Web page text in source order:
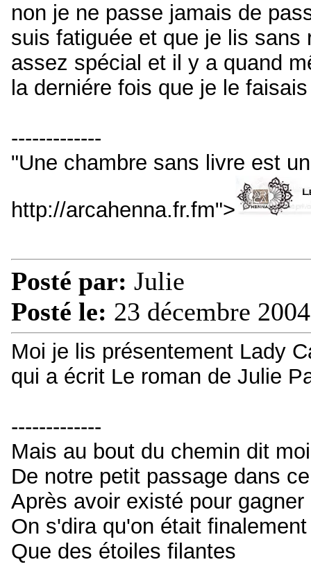
non je ne passe jamais de
suis fatiguée et que je lis sans
assez spécial et il y a quand
la derniére fois que je le
-------------
"Une chambre sans livre est
http://arcahenna.fr.fm">
Posté par: Julie
Posté le: 23 décembre
Moi je lis présentement Lady
qui a écrit Le roman de Julie
-------------
Mais au bout du chemin dit
De notre petit passage dans
Après avoir existé pour
On s'dira qu'on était finalement
Que des étoiles filantes